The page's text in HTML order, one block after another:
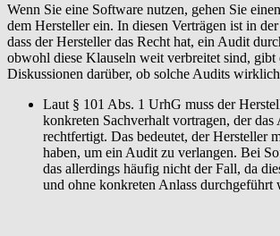
Wenn Sie eine Software nutzen, gehen Sie
dem Hersteller ein. In diesen Verträgen ist in
dass der Hersteller das Recht hat, ein Audit
obwohl diese Klauseln weit verbreitet sind, gibt
Diskussionen darüber, ob solche Audits
Laut § 101 Abs. 1 UrhG muss der
konkreten Sachverhalt vortragen, der das
rechtfertigt. Das bedeutet, der Hersteller
haben, um ein Audit zu verlangen. Bei
das allerdings häufig nicht der Fall, da
und ohne konkreten Anlass durchgeführt